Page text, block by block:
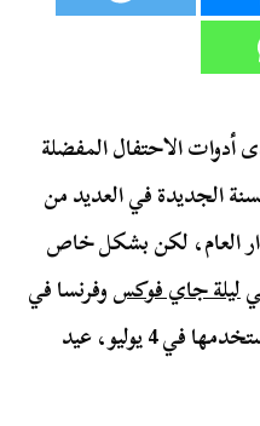
أدوات الاحتفال المفضلة
الجديدة في العديد من
العام، لكن بشكل خاص
ليلة جاي فوكسوفرنسا في
. الولايات المتحدة تستخدمها في 4 يوليو، عيد